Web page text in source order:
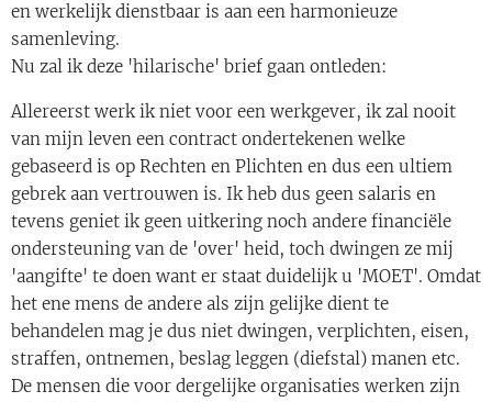
en werkelijk dienstbaar is aan een harmonieuze
samenleving.
Nu zal ik deze 'hilarische' brief gaan ontleden:
Allereerst werk ik niet voor een werkgever, ik zal nooit
van mijn leven een contract ondertekenen welke
gebaseerd is op Rechten en Plichten en dus een ultiem
gebrek aan vertrouwen is. Ik heb dus geen salaris en
tevens geniet ik geen uitkering noch andere financiële
ondersteuning van de 'over' heid, toch dwingen ze mij
'aangifte' te doen want er staat duidelijk u 'MOET'. Omdat
het ene mens de andere als zijn gelijke dient te
behandelen mag je dus niet dwingen, verplichten, eisen,
straffen, ontnemen, beslag leggen (diefstal) manen etc.
De mensen die voor dergelijke organisaties werken zijn